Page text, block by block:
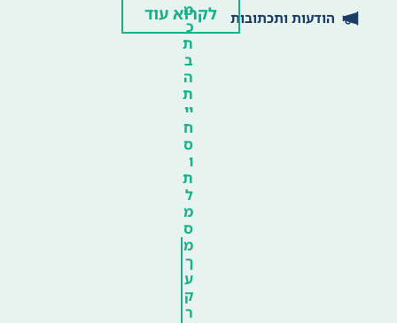
הודעות ותכתובות
מ
כ
ת
ב
ה
ת
יי
ח
ס
ו
ת
ל
מ
ס
מ
ך
ע
ק
ר
לקרוא עוד